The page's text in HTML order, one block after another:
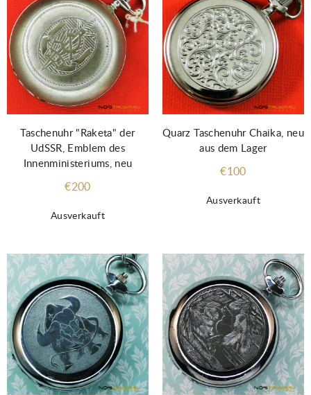
Ausverkauft
Taschenuhr "Raketa" der
UdSSR, Emblem des
Innenministeriums, neu
€200
Ausverkauft
Quarz Taschenuhr Chaika, neu
aus dem Lager
€100